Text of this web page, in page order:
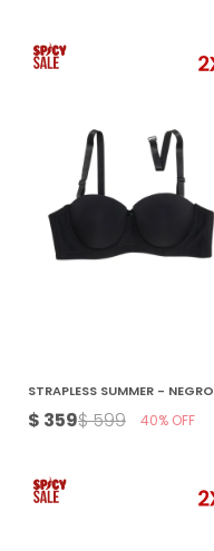
STRAPLESS SUMMER - NEGRO
$ 359$599 40